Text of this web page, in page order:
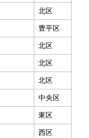
北区
豊平区
北区
北区
北区
中央区
東区
西区